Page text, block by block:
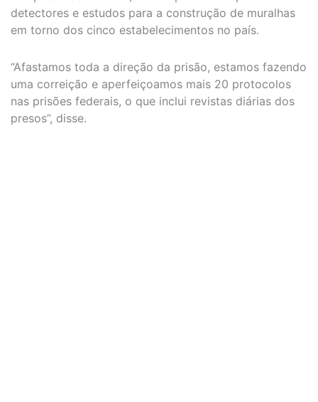
detectores e estudos para a construção de muralhas
em torno dos cinco estabelecimentos no país.
“Afastamos toda a direção da prisão, estamos fazendo
uma correição e aperfeiçoamos mais 20 protocolos
nas prisões federais, o que inclui revistas diárias dos
presos”, disse.